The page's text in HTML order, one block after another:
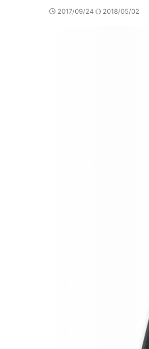
2017/09/24 2018/05/02